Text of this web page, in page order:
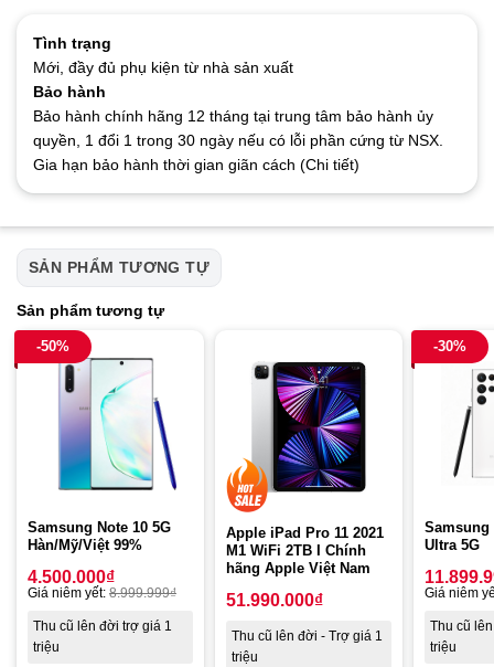
Tình trạng
Mới, đầy đủ phụ kiện từ nhà sản xuất
Bảo hành
Bảo hành chính hãng 12 tháng tại trung tâm bảo hành ủy
quyền, 1 đổi 1 trong 30 ngày nếu có lỗi phần cứng từ NSX.
Gia hạn bảo hành thời gian giãn cách (Chi tiết)
SẢN PHẨM TƯƠNG TỰ
Sản phẩm tương tự
-50%
Samsung Note 10 5G
Hàn/Mỹ/Việt 99%
4.500.000₫
Giá niêm yết: 8.999.999₫
Thu cũ lên đời trợ giá 1
triệu
Apple iPad Pro 11 2021
M1 WiFi 2TB I Chính
hãng Apple Việt Nam
51.990.000₫
Thu cũ lên đời - Trợ giá 1
triệu
-30%
Samsung
Ultra 5G
Giá niêm
Thu cũ
triệu